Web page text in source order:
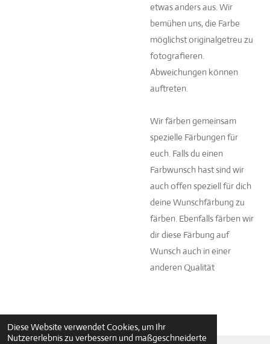
Diese Website verwendet Cookies, um Ihr
Nutzererlebnis zu verbessern und maßgeschneiderte
etwas anders aus. Wir
bemühen uns, die Farbe
möglichst originalgetreu zu
fotografieren.
Abweichungen können
auftreten.
Wir färben gemeinsam
spezielle Färbungen für
euch. Falls du einen
Farbwunsch hast sind wir
auch offen speziell für dich
deine Wunschfärbung zu
färben. Ebenfalls färben wir
dir diese Färbung auf
Wunsch auch in einer
anderen Qualität